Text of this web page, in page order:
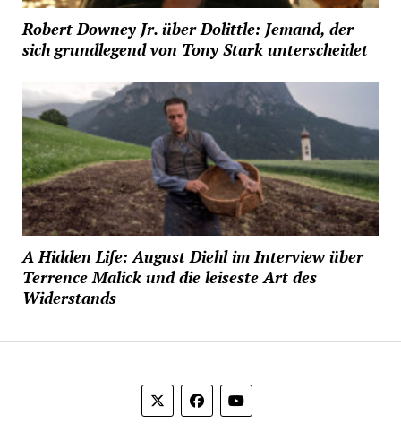
Robert Downey Jr. über Dolittle: Jemand, der
sich grundlegend von Tony Stark unterscheidet
A Hidden Life: August Diehl im Interview über
Terrence Malick und die leiseste Art des
Widerstands